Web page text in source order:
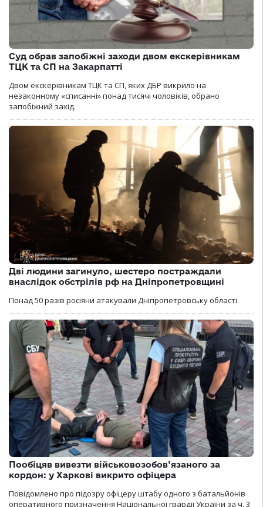
Суд обрав запобіжні заходи двом екскерівникам
ТЦК та СП на Закарпатті
Двом екскерівникам ТЦК та СП, яких ДБР викрило на
незаконному «списанні» понад тисячі чоловіків, обрано
запобіжний захід.
Дві людини загинуло, шестеро постраждали
внаслідок обстрілів рф на Дніпропетровщині
Понад 50 разів росіяни атакували Дніпропетровську області.
Пообіцяв вивезти військовозобов’язаного за
кордон: у Харкові викрито офіцера
Повідомлено про підозру офіцеру штабу одного з батальйонів
оперативного призначення Національної гвардії України за ч. 3